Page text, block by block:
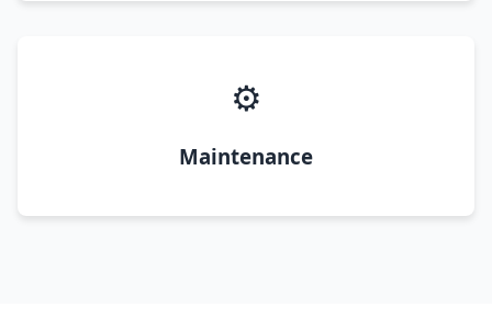
⚙️
Maintenance